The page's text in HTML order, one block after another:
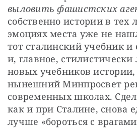
выловить фашистских
собственно истории в тех
эмоциях места уже не
тот сталинский учебник и
и, главное, стилистически
новых учебников
нынешний Минпросвет
современных школах.
как и при Сталине, снова
лучше «бороться с